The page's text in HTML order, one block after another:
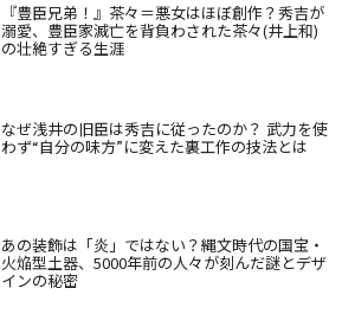
『豊臣兄弟！』茶々＝悪女はほぼ創作？秀吉が
溺愛、豊臣家滅亡を背負わされた茶々(井上和)
の壮絶すぎる生涯
なぜ浅井の旧臣は秀吉に従ったのか？ 武力を使
わず“自分の味方”に変えた裏工作の技法とは
あの装飾は「炎」ではない？縄文時代の国宝・
火焔型土器、5000年前の人々が刻んだ謎とデザ
インの秘密